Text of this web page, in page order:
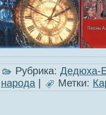
Рубрика: Дедюха-
народа
Метки: